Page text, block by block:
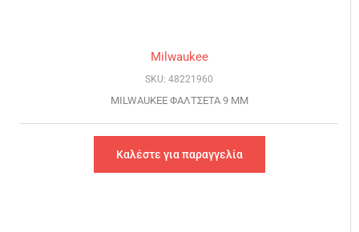
Milwaukee
SKU: 48221960
MILWAUKEE ΦΑΛΤΣΕΤΑ 9 MM
Καλέστε για παραγγελία